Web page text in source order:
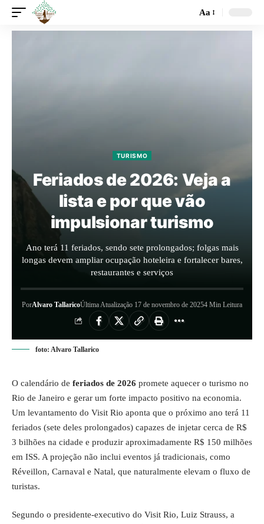
Aa
TURISMO
Feriados de 2026: Veja a
lista e por que vão
impulsionar turismo
Ano terá 11 feriados, sendo sete prolongados; folgas mais
longas devem ampliar ocupação hoteleira e fortalecer bares,
restaurantes e serviços
PorAlvaro TallaricoÚltima Atualização 17 de novembro de 20254 Min Leitura
foto: Alvaro Tallarico
O calendário de feriados de 2026 promete aquecer o turismo no
Rio de Janeiro e gerar um forte impacto positivo na economia.
Um levantamento do Visit Rio aponta que o próximo ano terá 11
feriados (sete deles prolongados) capazes de injetar cerca de R$
3 bilhões na cidade e produzir aproximadamente R$ 150 milhões
em ISS. A projeção não inclui eventos já tradicionais, como
Réveillon, Carnaval e Natal, que naturalmente elevam o fluxo de
turistas.
Segundo o presidente-executivo do Visit Rio, Luiz Strauss, a